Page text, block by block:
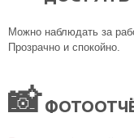
Можно наблюдать за
Прозрачно и спокойно.
📸